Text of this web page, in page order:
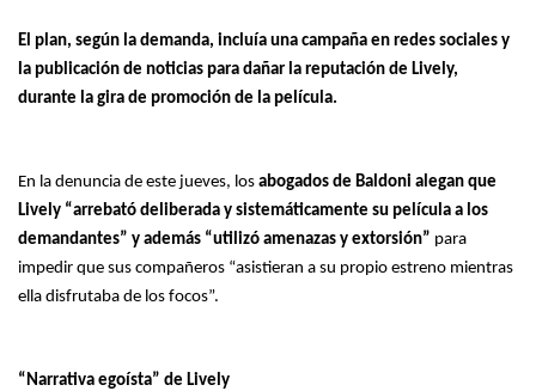
El plan, según la demanda, incluía una campaña en redes sociales y
la publicación de noticias para dañar la reputación de Lively,
durante la gira de promoción de la película.
En la denuncia de este jueves, los abogados de Baldoni alegan que
Lively “arrebató deliberada y sistemáticamente su película a los
demandantes” y además “utilizó amenazas y extorsión” para
impedir que sus compañeros “asistieran a su propio estreno mientras
ella disfrutaba de los focos”.
“Narrativa egoísta” de Lively